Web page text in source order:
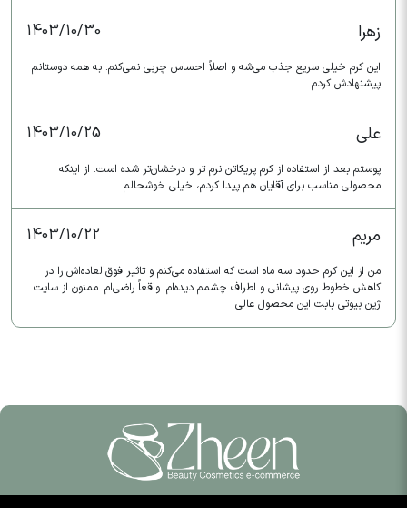
زهرا 1403/10/30
این کرم خیلی سریع جذب می‌شه و اصلاً احساس چربی نمی‌کنم. به همه دوستانم
پیشنهادش کردم
علی 1403/10/25
پوستم بعد از استفاده از کرم پریکاتن نرم تر و درخشان‌تر شده است. از اینکه
محصولی مناسب برای آقایان هم پیدا کردم، خیلی خوشحالم
مریم 1403/10/22
من از این کرم حدود سه ماه است که استفاده می‌کنم و تاثیر فوق‌العاده‌اش را در
کاهش خطوط روی پیشانی و اطراف چشمم دیده‌ام. واقعاً راضی‌ام. ممنون از سایت
ژین بیوتی بابت این محصول عالی